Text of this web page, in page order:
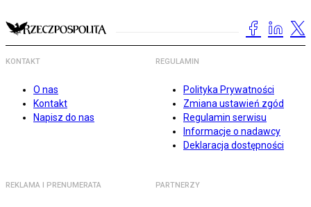
KONTAKT
O nas
Kontakt
Napisz do nas
REGULAMIN
Polityka Prywatności
Zmiana ustawień zgód
Regulamin serwisu
Informacje o nadawcy
Deklaracja dostępności
REKLAMA I PRENUMERATA PARTNERZY